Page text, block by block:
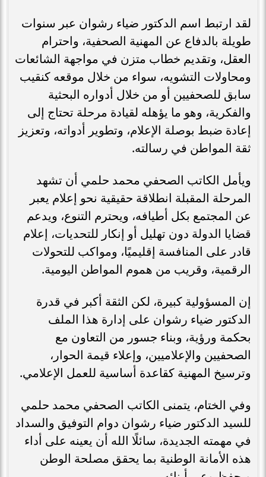
لقد ارتبط اسم الدكتور ضياء رشوان عبر سنوات
طويلة بالدفاع عن المهنية الصحفية، واحترام
العقل، وتقديم خطاب متزن في مواجهة الشائعات
ومحاولات التشويه، سواء من خلال موقعه كنقيب
سابق للصحفيين أو من خلال أدواره البحثية
والفكرية، وهو ما يؤهله لقيادة مرحلة تحتاج إلى
إعادة ضبط بوصلة الإعلام، وتطوير أدواته، وتعزيز
ثقة المواطن في رسالته.
ويأمل الكاتب الصحفي محمد حلمي أن تشهد
المرحلة المقبلة انطلاقة حقيقية نحو إعلام يعبر
عن المجتمع بكل أطيافه، ويحترم التنوع، ويدعم
قضايا الدولة دون تهليل أو إنكار للتحديات، إعلام
قادر على المنافسة إقليميًا، ومواكب للتحولات
الرقمية، وقريب من هموم المواطن اليومية.
إن المسؤولية كبيرة، لكن الثقة أكبر في قدرة
الدكتور ضياء رشوان على إدارة هذا الملف
بحكمة ورؤية، وبناء جسور من التعاون مع
الصحفيين والإعلاميين، وإعلاء قيمة الحوار،
وترسيخ المهنية كقاعدة أساسية للعمل الإعلامي.
وفي الختام، يتمنى الكاتب الصحفي محمد حلمي
للسيد الدكتور ضياء رشوان دوام التوفيق والسداد
في مهمته الجديدة، سائلًا الله أن يعينه على أداء
هذه الأمانة الوطنية بما يحقق مصلحة الوطن